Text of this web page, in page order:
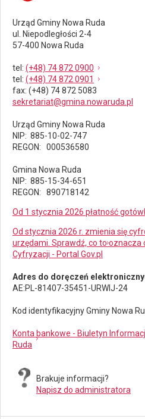
Urząd Gminy Nowa Ruda
ul. Niepodległości 2-4
57-400 Nowa Ruda
tel : (+48) 74 872 0900
tel : (+48) 74 872 0901
fax: (+48) 74 872 5083
sekretariat@gmina.nowaruda.pl
Urząd Gminy Nowa Ruda
NIP: 885-10-02-747
REGON: 000536580
Gmina Nowa Ruda
NIP: 885-15-34-651
REGON: 890718142
Od 1 stycznia 2026 płatność
Od stycznia 2026 r. zmienia się
urzędami. Sprawdź, co to oznacza
Cyfryzacji - Portal Gov.pl
Adres do doręczeń
AE:PL-81407-35451-URWIJ-24
Kod identyfikacyjny Gminy Nowa
Konta bankowe - Biuletyn
Ruda
Brakuje informacji?
Napisz do administratora